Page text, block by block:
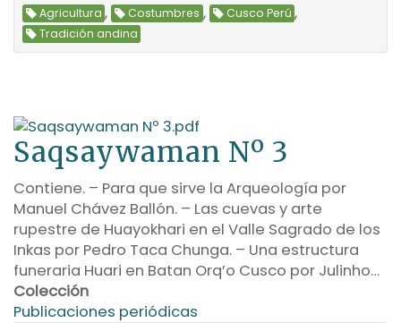
Agricultura , Costumbres , Cusco Perú ,
Tradición andina
Saqsaywaman Nº 3
Contiene. – Para que sirve la Arqueología por
Manuel Chávez Ballón. – Las cuevas y arte
rupestre de Huayokhari en el Valle Sagrado de los
Inkas por Pedro Taca Chunga. – Una estructura
funeraria Huari en Batan Orq’o Cusco por Julinho…
Colección
Publicaciones periódicas